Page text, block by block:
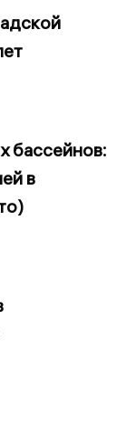
бассейнов:
в